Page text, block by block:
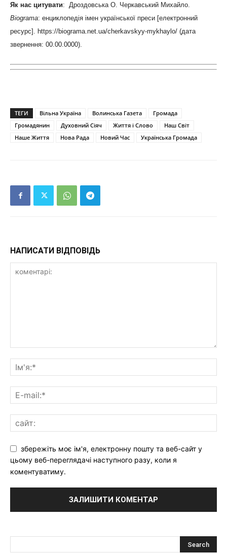
Як нас цитувати: Дроздовська О. Черкавський Михайло.
Biograma: енциклопедія імен української преси [електронний
ресурс]. https://biograma.net.ua/cherkavskyy-mykhaylo/ (дата
звернення: 00.00.0000).
ТЕГИ Вільна Україна Волинська Газета
Громада
Громадянин
Духовний Сіяч Життя і Слово
Наш Світ
Наше Життя
Нова Рада Новий Час Українська Громада
НАПИСАТИ ВІДПОВІДЬ
збережіть моє ім'я, електронну пошту та веб-сайт у
цьому веб-переглядачі наступного разу, коли я
коментуватиму.